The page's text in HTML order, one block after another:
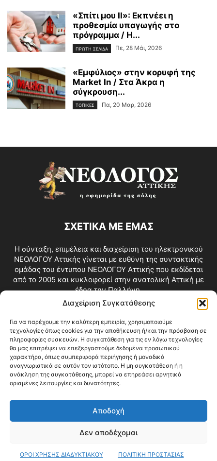
Διαχείριση Συγκατάθεσης
Για να παρέχουμε την καλύτερη εμπειρία, χρησιμοποιούμε
τεχνολογίες όπως cookies για την αποθήκευση ή/και την πρόσβαση σε
πληροφορίες συσκευών. Η συγκατάθεση για τις εν λόγω τεχνολογίες
θα μας επιτρέψει να επεξεργαστούμε δεδομένα προσωπικού
χαρακτήρα, όπως συμπεριφορά περιήγησης ή μοναδικά
αναγνωριστικά σε αυτόν τον ιστότοπο. Η μη συγκατάθεση ή η
ανάκληση της συγκατάθεσης, μπορεί να επηρεάσει αρνητικά
ορισμένες λειτουργίες και δυνατότητες.
Αποδοχή
Δεν αποδέχομαι
ΟΡΟΙ ΧΡΗΣΗΣ ΔΙΑΔΥΚΤΙΑΚΟΥ ΠΟΛΙΤΙΚΗ ΠΡΟΣΤΑΣΙΑΣ
«Σπίτι μου ΙΙ»: Εκπνέει η
προθεσμία υπαγωγής στο
πρόγραμμα / Η...
ΠΡΩΤΗ ΣΕΛΙΔΑ Πε, 28 Μάι, 2026
«Εμφύλιος» στην κορυφή της
Market In / Στα Άκρα η
σύγκρουση...
ΤΟΠΙΚΕΣ Πα, 20 Μαρ, 2026
ΣΧΕΤΙΚΑ ΜΕ ΕΜΑΣ
Η σύνταξη, επιμέλεια και διαχείριση του ηλεκτρονικού
ΝΕΟΛΟΓΟΥ Αττικής γίνεται με ευθύνη της συντακτικής
ομάδας του έντυπου ΝΕΟΛΟΓΟΥ Αττικής που εκδίδεται
από το 2005 και κυκλοφορεί στην ανατολική Αττική με
έδρα την Παλλήνη.
Επικοινωνία:info@neologosattikis.gr
ΑΚΟΛΟΥΘΗΣΕ ΜΑΣ
Videos Όροι Χρήσης
© Copyright 2026 ΝΕΟΛΟΓΟΣ ΑΤΤΙΚΗΣ • All Rights Reserved •